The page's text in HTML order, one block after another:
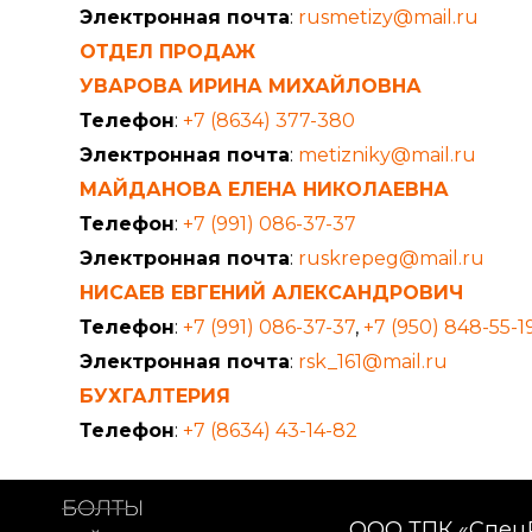
Электронная почта: rusmetizy@mail.ru
ОТДЕЛ ПРОДАЖ
УВАРОВА ИРИНА МИХАЙЛОВНА
Телефон: +7 (8634) 377-380
Электронная почта: metizniky@mail.ru
МАЙДАНОВА ЕЛЕНА НИКОЛАЕВНА
Телефон: +7 (991) 086-37-37
Электронная почта: ruskrepeg@mail.ru
НИСАЕВ ЕВГЕНИЙ АЛЕКСАНДРОВИЧ
Телефон: +7 (991) 086-37-37, +7 (950) 848-55-
Электронная почта: rsk_161@mail.ru
БУХГАЛТЕРИЯ
Телефон: +7 (8634) 43-14-82
БОЛТЫ